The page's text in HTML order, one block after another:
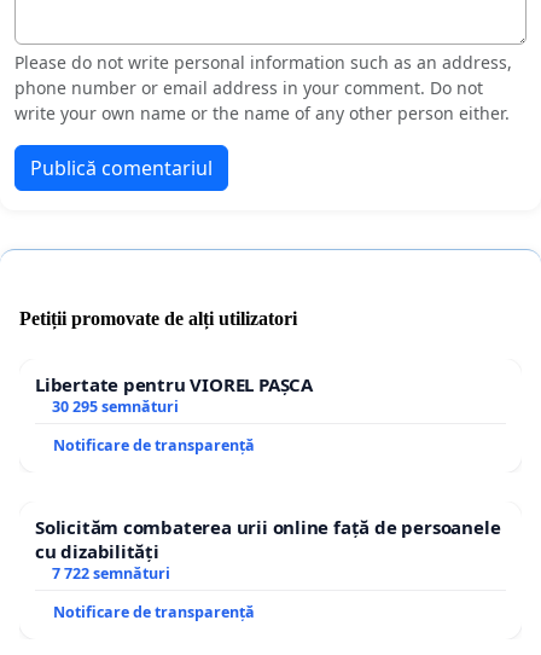
Please do not write personal information such as an address,
phone number or email address in your comment. Do not
write your own name or the name of any other person either.
Publică comentariul
Petiții promovate de alți utilizatori
Libertate pentru VIOREL PAȘCA
30 295 semnături
Notificare de transparență
Solicităm combaterea urii online față de persoanele
cu dizabilități
7 722 semnături
Notificare de transparență